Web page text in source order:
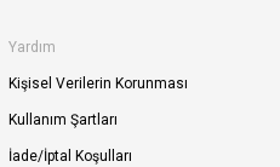
Yardım
Kişisel Verilerin Korunması
Kullanım Şartları
İade/İptal Koşulları